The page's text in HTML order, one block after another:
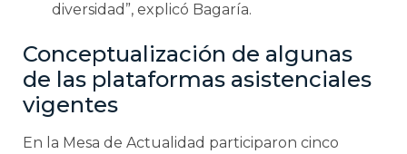
diversidad”, explicó Bagaría.
Conceptualización de algunas
de las plataformas asistenciales
vigentes
En la Mesa de Actualidad participaron cinco